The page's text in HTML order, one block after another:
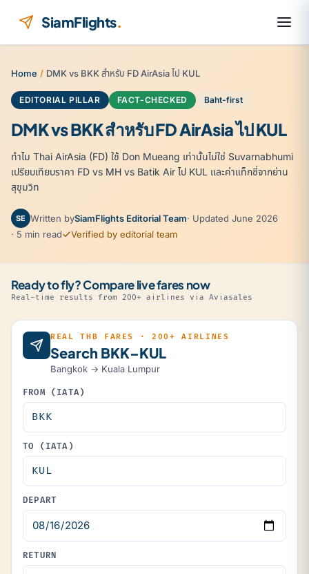
SiamFlights.
Home / DMK vs BKK สำหรับ FD AirAsia ไป KUL
EDITORIAL PILLAR FACT-CHECKED Baht-first
DMK vs BKK สำหรับ FD AirAsia ไป KUL
ทำไม Thai AirAsia (FD) ใช้ Don Mueang เท่านั้นไม่ใช่ Suvarnabhumi
เปรียบเทียบราคา FD vs MH vs Batik Air ไป KUL และค่าแท็กซี่จากย่าน
สุขุมวิท
SE Written bySiamFlights Editorial Team· Updated June 2026
· 5 min read
Verified by editorial team
Ready to fly? Compare live fares now
Real-time results from 200+ airlines via Aviasales
REAL THB FARES · 200+ AIRLINES
Search BKK–KUL
Bangkok → Kuala Lumpur
FROM (IATA)
TO (IATA)
DEPART
RETURN